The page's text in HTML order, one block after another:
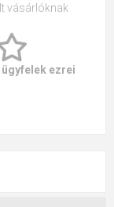
vásárlóknak
ügyfelek ezrei